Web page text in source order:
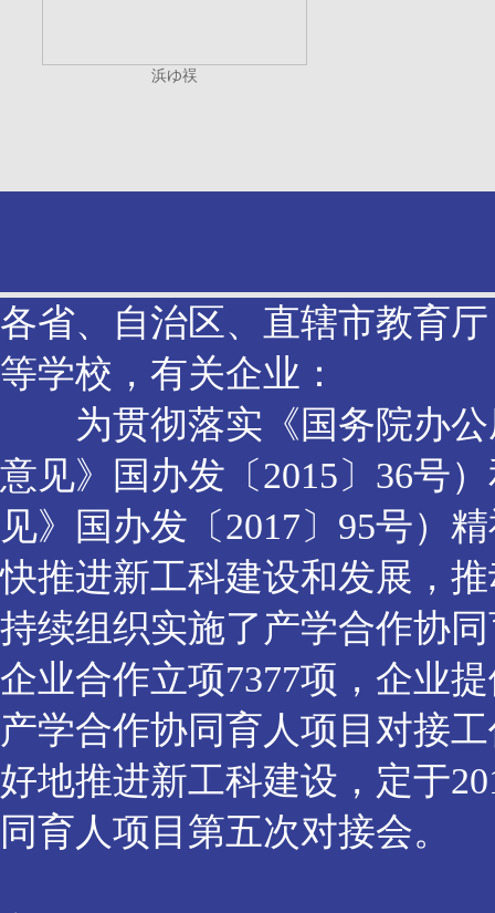
浜ゆ祦
各省、自治区、直辖市教育
等学校，有关企业：
为贯彻落实《国务院办公
意见》国办发〔2015〕36号
见》国办发〔2017〕95号）
快推进新工科建设和发展，
持续组织实施了产学合作协
企业合作立项7377项，企业
产学合作协同育人项目对接
好地推进新工科建设，定于
同育人项目第五次对接会。